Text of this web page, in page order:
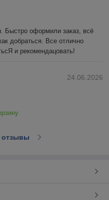
Быстро оформили заказ, всё
добраться. Все отлично
и рекомендацовать!
24.06.2026
отзывы